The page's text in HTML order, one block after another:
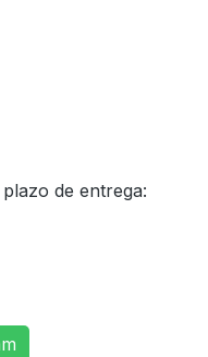
de entrega: